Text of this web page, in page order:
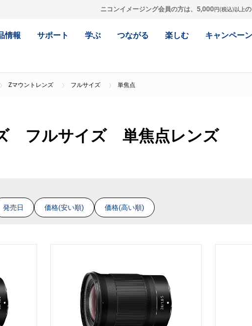
ニコンイメージング会員の方は、 5,000円(税込)以上
情報 サポート 学ぶ つながる 楽しむ キャンペーン
Zマウントレンズ フルサイズ 単焦点
フルサイズ 単焦点レンズ
発売日 価格(安い順) 価格(高い順)